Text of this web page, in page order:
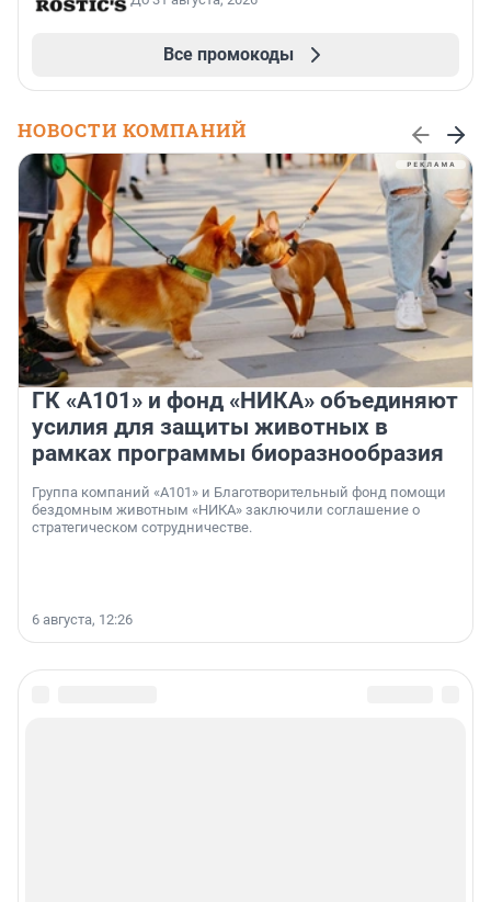
Все промокоды
НОВОСТИ КОМПАНИЙ
ГК «А101» и фонд «НИКА» объединяют
усилия для защиты животных в
рамках программы биоразнообразия
Группа компаний «А101» и Благотворительный фонд помощи
бездомным животным «НИКА» заключили соглашение о
стратегическом сотрудничестве.
6 августа, 12:26